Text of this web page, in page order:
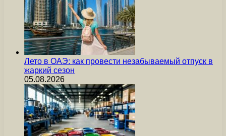
Лето в ОАЭ: как провести незабываемый отпуск в
жаркий сезон
05.08.2026